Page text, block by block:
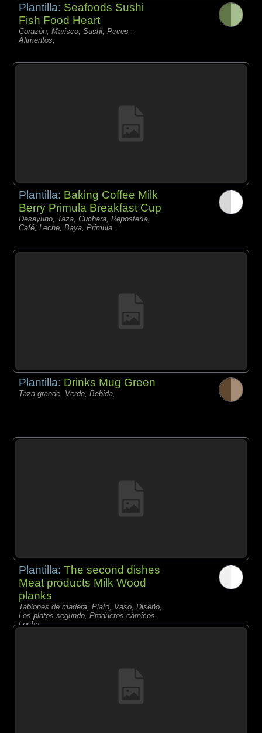
Plantilla: Seafoods Sushi
Fish Food Heart
Corazón, Marisco, Sushi, Peces -
Alimentos,
Plantilla: Baking Coffee Milk
Berry Primula Breakfast Cup
Desayuno, Taza, Cuchara, Repostería,
Café, Leche, Baya, Primula,
Plantilla: Drinks Mug Green
Taza grande, Verde, Bebida,
Plantilla:The second dishes
Meat products Milk Wood
planks
Tablones de madera, Plato, Vaso, Diseño,
Los platos segundo, Productos càrnicos,
Leche,